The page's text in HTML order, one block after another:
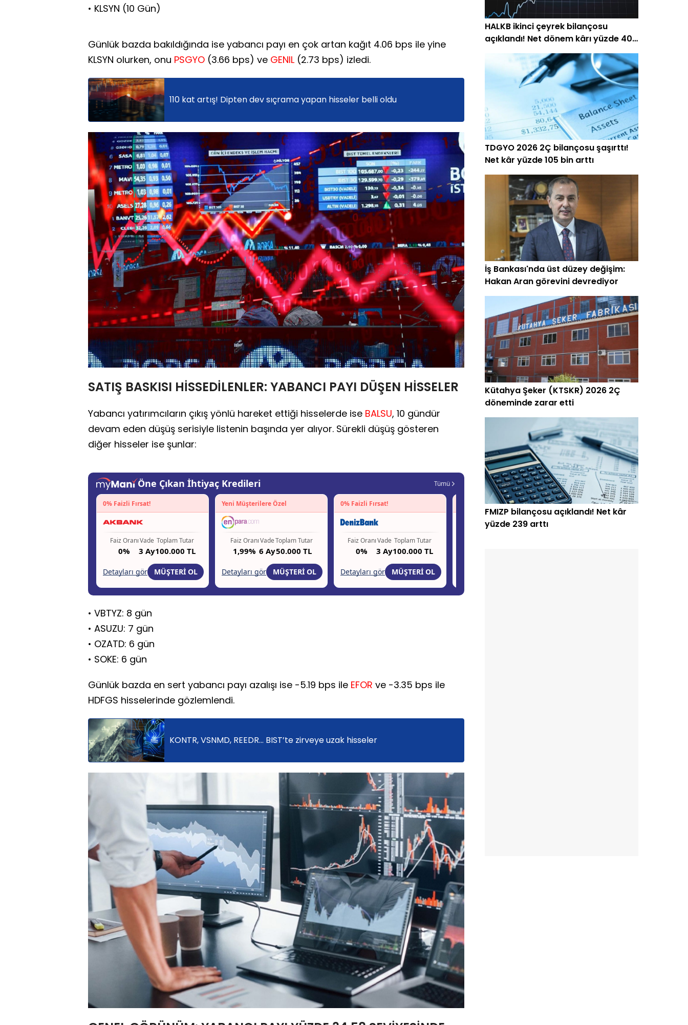
• KLSYN (10 Gün)
Günlük bazda bakıldığında ise yabancı payı en çok artan kağıt 4.06 bps ile yine
KLSYN olurken, onu PSGYO (3.66 bps) ve GENIL (2.73 bps) izledi.
110 kat artış! Dipten dev sıçrama yapan hisseler belli oldu
SATIŞ BASKISI HİSSEDİLENLER: YABANCI PAYI DÜŞEN HİSSELER
Yabancı yatırımcıların çıkış yönlü hareket ettiği hisselerde ise BALSU, 10 gündür
devam eden düşüş serisiyle listenin başında yer alıyor. Sürekli düşüş gösteren
diğer hisseler ise şunlar:
• VBTYZ: 8 gün
• ASUZU: 7 gün
• OZATD: 6 gün
• SOKE: 6 gün
Günlük bazda en sert yabancı payı azalışı ise -5.19 bps ile EFOR ve -3.35 bps ile
HDFGS hisselerinde gözlemlendi.
KONTR, VSNMD, REEDR… BIST’te zirveye uzak hisseler
HALKB ikinci çeyrek bilançosu
açıklandı! Net dönem kârı yüzde 40
TDGYO 2026 2Ç bilançosu şaşırttı!
Net kâr yüzde 105 bin arttı
İş Bankası'nda üst düzey değişim:
Hakan Aran görevini devrediyor
Kütahya Şeker (KTSKR) 2026 2Ç
döneminde zarar etti
FMIZP bilançosu açıklandı! Net kâr
yüzde 239 arttı